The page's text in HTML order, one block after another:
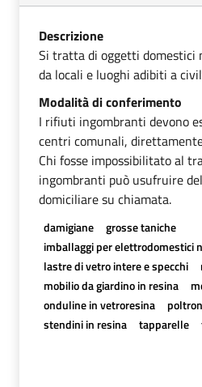
Descrizione
Si tratta di oggetti domestici
da locali e luoghi adibiti a
Modalità di conferimento
I rifiuti ingombranti devono
centri comunali,
Chi fosse impossibilitato al
ingombranti può usufruire
domiciliare su chiamata.
damigiane
grosse taniche
imballaggi per elettrodomestici
lastre di vetro intere e specchi
mobilio da giardino in resina
onduline in vetroresina
stendini in resina
tapparelle